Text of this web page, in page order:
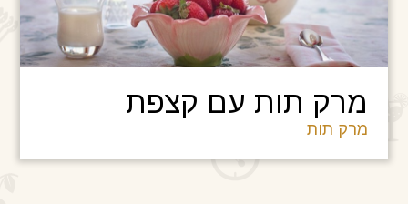
מרק תות עם קצפת
מרק תות